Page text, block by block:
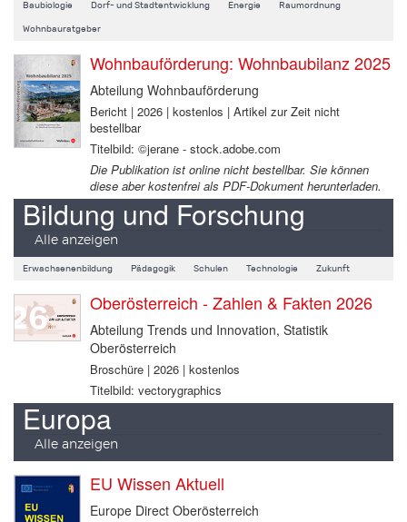
Baubiologie Dorf- und Stadtentwicklung Energie Raumordnung
Wohnbauratgeber
Wohnbauförderung: Wohnbaubilanz 2025
Abteilung Wohnbauförderung
Bericht | 2026 | kostenlos | Artikel zur Zeit nicht
bestellbar
Titelbild: ©jerane - stock.adobe.com
Die Publikation ist online nicht bestellbar. Sie können
diese aber kostenfrei als PDF-Dokument herunterladen.
Bildung und Forschung
Alle anzeigen
Erwachsenenbildung Pädagogik Schulen Technologie Zukunft
Oberösterreich - Zahlen & Fakten 2026
Abteilung Trends und Innovation, Statistik
Oberösterreich
Broschüre | 2026 | kostenlos
Titelbild: vectorygraphics
Europa
Alle anzeigen
EU Wissen Aktuell
Europe Direct Oberösterreich